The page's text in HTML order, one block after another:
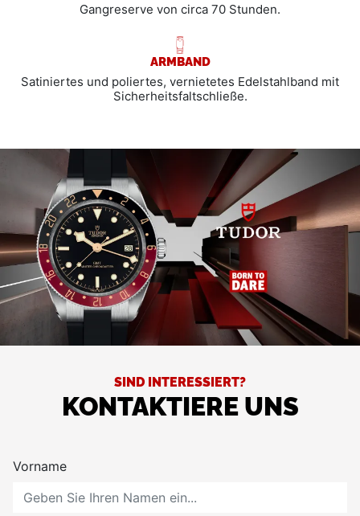
Gangreserve von circa 70 Stunden.
ARMBAND
Satiniertes und poliertes, vernietetes Edelstahlband mit
Sicherheitsfaltschließe.
SIND INTERESSIERT?
KONTAKTIERE UNS
Vorname